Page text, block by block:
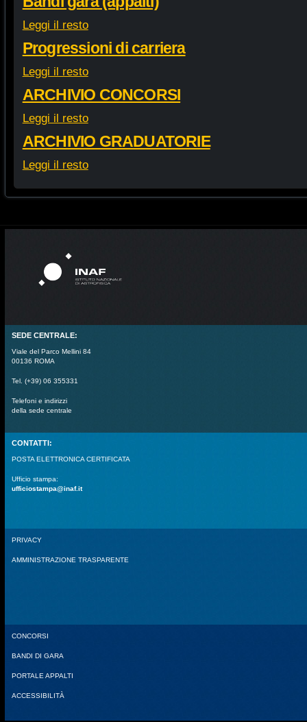
Leggi il resto
Progressioni di carriera
Leggi il resto
ARCHIVIO CONCORSI
Leggi il resto
ARCHIVIO GRADUATORIE
Leggi il resto
SEDE CENTRALE:
Viale del Parco Mellini 84
00136 ROMA
Tel. (+39) 06 355331
Telefoni e indirizzi
della sede centrale
CONTATTI:
POSTA ELETTRONICA CERTIFICATA
Ufficio stampa:
ufficiostampa@inaf.it
PRIVACY
AMMINISTRAZIONE TRASPARENTE
CONCORSI
BANDI DI GARA
PORTALE APPALTI
ACCESSIBILITÀ